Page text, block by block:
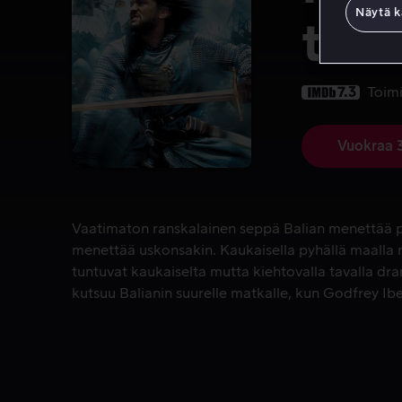
7.3
Vuokraa
Vaatimaton ranskalainen seppä Balian
Vaatimaton ranskalainen seppä Balian menettää
menettää uskonsakin. Kaukaisella pyhällä maalla
tuntuvat kaukaiselta mutta kiehtovalla tavalla
kutsuu Balianin suurelle matkalle, kun Godfrey
Näytä